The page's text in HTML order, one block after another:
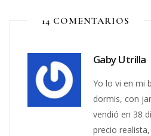
14 COMENTARIOS
Gaby Utrilla
Yo lo vi en mi
dormis, con
vendió en 38
precio